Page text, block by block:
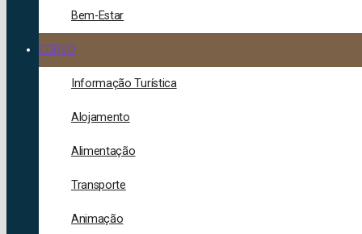
Bem-Estar
CORVO
Informação Turística
Alojamento
Alimentação
Transporte
Animação